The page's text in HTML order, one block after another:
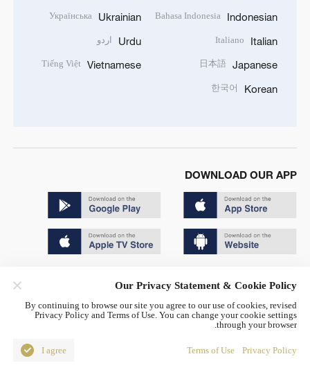
Indonesian
Bahasa Indonesia
Italian
Italiano
Japanese
日本語
Korean
한국어
Ukrainian
Українська
Urdu اردو
Vietnamese
Tiếng Việt
DOWNLOAD OUR APP
京公网安备 11010502050052号
Disinformation report hotline: 010-85061466
Our Privacy Statement & Cookie Policy
By continuing to browse our site you agree to our use of cookies, revised
Privacy Policy and Terms of Use. You can change your cookie settings
through your browser.
Privacy Policy
Terms of Use
I agree